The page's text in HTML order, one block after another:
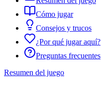
Cómo jugar
Consejos y trucos
¿Por qué jugar aquí?
Preguntas frecuentes
Resumen del juego